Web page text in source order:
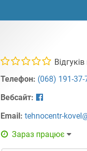
Телефон: (068) 191-37-
Вебсайт:
Email:tehnocentr-
Зараз працює